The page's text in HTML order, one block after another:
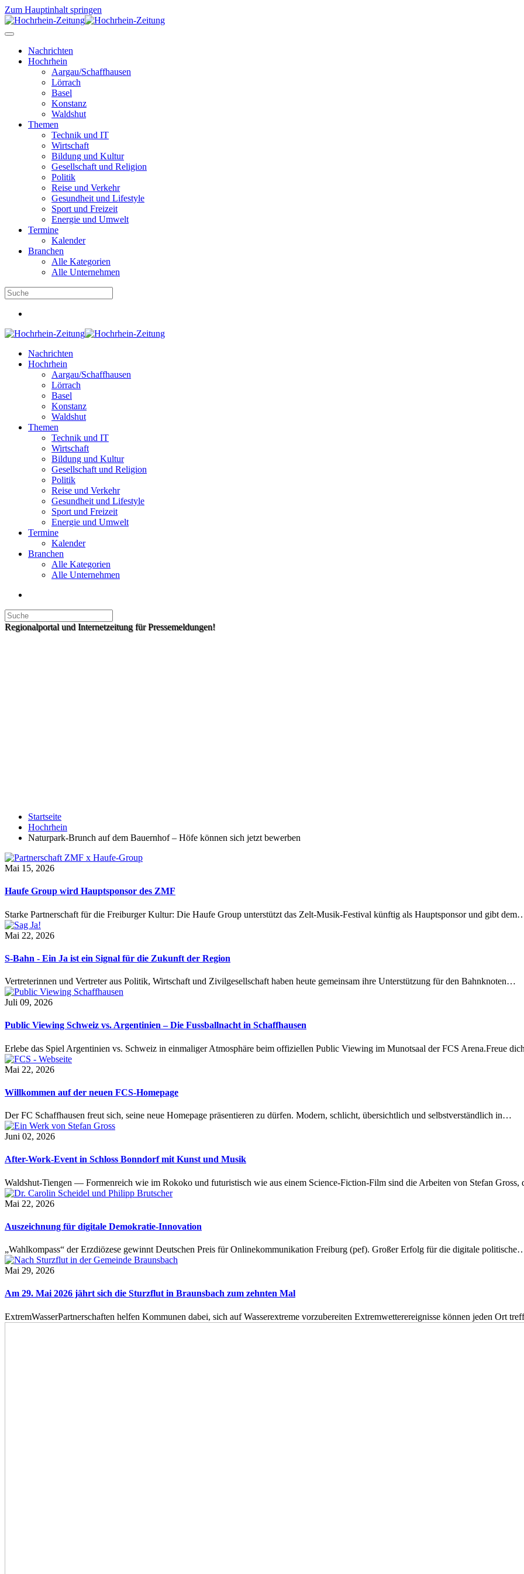
Zum Hauptinhalt springen
Nachrichten
Hochrhein
Aargau/Schaffhausen
Lörrach
Basel
Konstanz
Waldshut
Themen
Technik und IT
Wirtschaft
Bildung und Kultur
Gesellschaft und Religion
Politik
Reise und Verkehr
Gesundheit und Lifestyle
Sport und Freizeit
Energie und Umwelt
Termine
Kalender
Branchen
Alle Kategorien
Alle Unternehmen
Nachrichten
Hochrhein
Aargau/Schaffhausen
Lörrach
Basel
Konstanz
Waldshut
Themen
Technik und IT
Wirtschaft
Bildung und Kultur
Gesellschaft und Religion
Politik
Reise und Verkehr
Gesundheit und Lifestyle
Sport und Freizeit
Energie und Umwelt
Termine
Kalender
Branchen
Alle Kategorien
Alle Unternehmen
Regionalportal und Internetzeitung für Pressemeldungen!
Startseite
Hochrhein
Naturpark-Brunch auf dem Bauernhof – Höfe können sich jetzt bewerben
Mai 15, 2026
Haufe Group wird Hauptsponsor des ZMF
Starke Partnerschaft für die Freiburger Kultur: Die Haufe Group unterstützt das Zelt-Musik-Festival künftig als Hauptsponsor und gibt
Mai 22, 2026
S-Bahn - Ein Ja ist ein Signal für die Zukunft der Region
Vertreterinnen und Vertreter aus Politik, Wirtschaft und Zivilgesellschaft haben heute gemeinsam ihre Unterstützung für den Bahnknoten…
Juli 09, 2026
Public Viewing Schweiz vs. Argentinien – Die Fussballnacht in Schaffhausen
Erlebe das Spiel Argentinien vs. Schweiz in einmaliger Atmosphäre beim offiziellen Public Viewing im Munotsaal der FCS Arena.Freue
Mai 22, 2026
Willkommen auf der neuen FCS-Homepage
Der FC Schaffhausen freut sich, seine neue Homepage präsentieren zu dürfen. Modern, schlicht, übersichtlich und selbstverständlich in…
Juni 02, 2026
After-Work-Event in Schloss Bonndorf mit Kunst und Musik
Waldshut-Tiengen — Formenreich wie im Rokoko und futuristisch wie aus einem Science-Fiction-Film sind die Arbeiten von Stefan
Mai 22, 2026
Auszeichnung für digitale Demokratie-Innovation
„Wahlkompass“ der Erzdiözese gewinnt Deutschen Preis für Onlinekommunikation Freiburg (pef). Großer Erfolg für die digitale
Mai 29, 2026
Am 29. Mai 2026 jährt sich die Sturzflut in Braunsbach zum zehnten Mal
ExtremWasserPartnerschaften helfen Kommunen dabei, sich auf Wasserextreme vorzubereiten Extremwetterereignisse können jeden Ort